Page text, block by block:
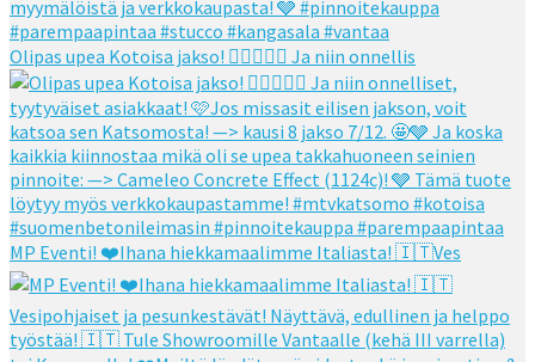
Olipas upea Kotoisa jakso! 👌🏻👌🏻🧡 Ja niin onnellis
MP Eventi! ❤️Ihana hiekkamaalimme Italiasta! 🇮🇹Ves